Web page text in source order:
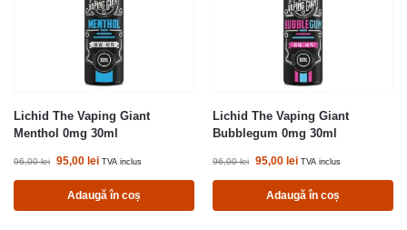
Lichid The Vaping Giant
Menthol 0mg 30ml
96,00lei 95,00 lei TVA inclus
Adaugă în coș
Lichid The Vaping Giant
Bubblegum 0mg 30ml
96,00lei 95,00 lei TVA inclus
Adaugă în coș